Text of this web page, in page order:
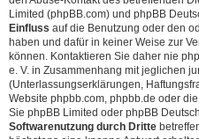
Limited (phpBB.com) und phpBB
Einfluss auf die Benutzung oder den
haben und dafür in keiner Weise zur
können. Kontaktieren Sie daher nie
e. V. in Zusammenhang mit jeglichen
(Unterlassungserklärungen,
Website phpbb.com, phpbb.de oder
Sie phpBB Limited oder phpBB
Softwarenutzung durch Dritte